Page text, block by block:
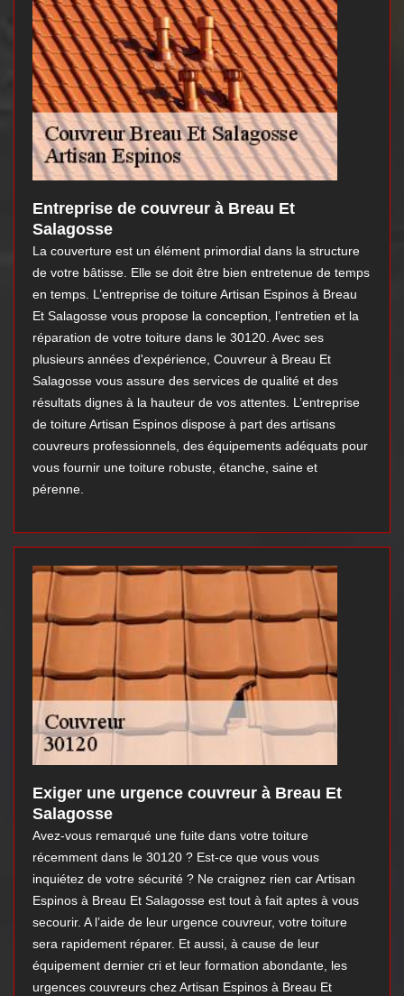
Entreprise de couvreur à Breau Et
Salagosse
La couverture est un élément primordial dans la structure
de votre bâtisse. Elle se doit être bien entretenue de temps
en temps. L’entreprise de toiture Artisan Espinos à Breau
Et Salagosse vous propose la conception, l’entretien et la
réparation de votre toiture dans le 30120. Avec ses
plusieurs années d'expérience, Couvreur à Breau Et
Salagosse vous assure des services de qualité et des
résultats dignes à la hauteur de vos attentes. L’entreprise
de toiture Artisan Espinos dispose à part des artisans
couvreurs professionnels, des équipements adéquats pour
vous fournir une toiture robuste, étanche, saine et
pérenne.
Exiger une urgence couvreur à Breau Et
Salagosse
Avez-vous remarqué une fuite dans votre toiture
récemment dans le 30120 ? Est-ce que vous vous
inquiétez de votre sécurité ? Ne craignez rien car Artisan
Espinos à Breau Et Salagosse est tout à fait aptes à vous
secourir. A l’aide de leur urgence couvreur, votre toiture
sera rapidement réparer. Et aussi, à cause de leur
équipement dernier cri et leur formation abondante, les
urgences couvreurs chez Artisan Espinos à Breau Et